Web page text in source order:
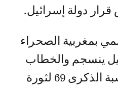
دولة إسرائيل.
بمغربية الصحراء
ينسجم والخطاب
الملكي السامي بمناسبة الذكرى 69 لثورة